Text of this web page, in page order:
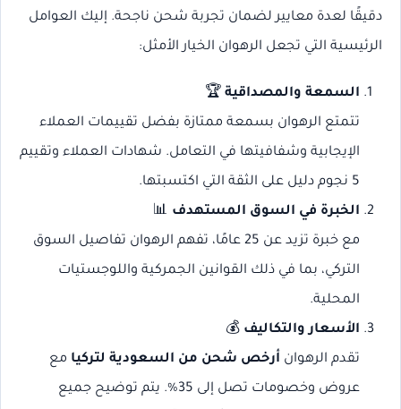
دقيقًا لعدة معايير لضمان تجربة شحن ناجحة. إليك العوامل
الرئيسية التي تجعل الرهوان الخيار الأمثل:
السمعة والمصداقية🏆
تتمتع الرهوان بسمعة ممتازة بفضل تقييمات العملاء
الإيجابية وشفافيتها في التعامل. شهادات العملاء وتقييم
5 نجوم دليل على الثقة التي اكتسبتها.
الخبرة في السوق المستهدف 📊
مع خبرة تزيد عن 25 عامًا، تفهم الرهوان تفاصيل السوق
التركي، بما في ذلك القوانين الجمركية واللوجستيات
المحلية.
الأسعار والتكاليف 💰
تقدم الرهوان أرخص شحن من السعودية لتركيا مع
عروض وخصومات تصل إلى 35%. يتم توضيح جميع